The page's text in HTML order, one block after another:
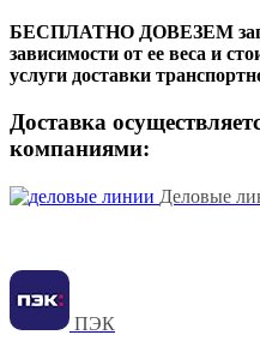
БЕСПЛАТНО ДОВЕЗЕМ
зависимости от ее веса и
услуги доставки
Доставка
компаниями:
Деловые
ПЭК